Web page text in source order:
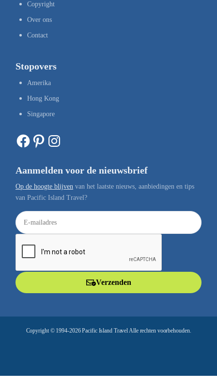
Copyright
Over ons
Contact
Stopovers
Amerika
Hong Kong
Singapore
Facebook Pinterest Instagram
Aanmelden voor de nieuwsbrief
Op de hoogte blijven van het laatste nieuws, aanbiedingen en tips
van Pacific Island Travel?
E
-
a
Verzenden
Copyright © 1994-2026 Pacific Island Travel Alle rechten voorbehouden.